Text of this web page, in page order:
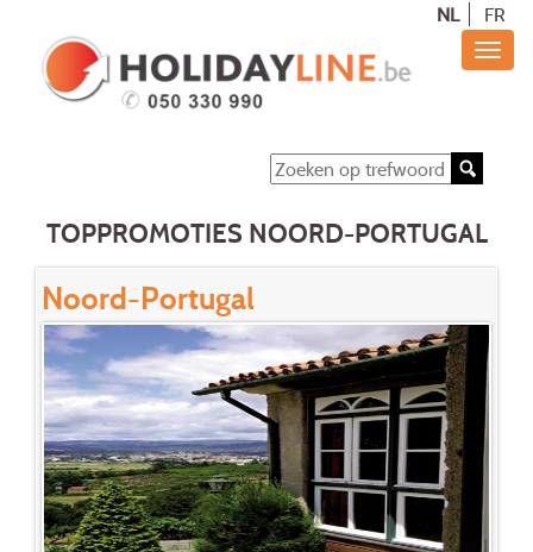
NL FR
TOPPROMOTIES NOORD-PORTUGAL
Noord-Portugal